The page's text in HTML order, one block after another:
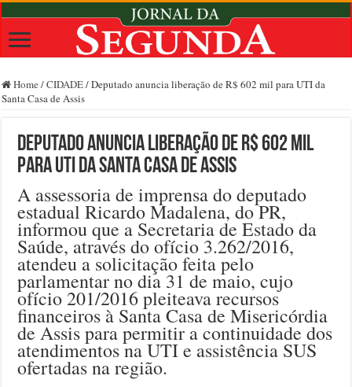
Home /CIDADE/Deputado anuncia liberação de R$ 602 mil para UTI da
Santa Casa de Assis
Deputado anuncia liberação de R$ 602 mil
para UTI da Santa Casa de Assis
A assessoria de imprensa do deputado
estadual Ricardo Madalena, do PR,
informou que a Secretaria de Estado da
Saúde, através do ofício 3.262/2016,
atendeu a solicitação feita pelo
parlamentar no dia 31 de maio, cujo
ofício 201/2016 pleiteava recursos
financeiros à Santa Casa de Misericórdia
de Assis para permitir a continuidade dos
atendimentos na UTI e assistência SUS
ofertadas na região.